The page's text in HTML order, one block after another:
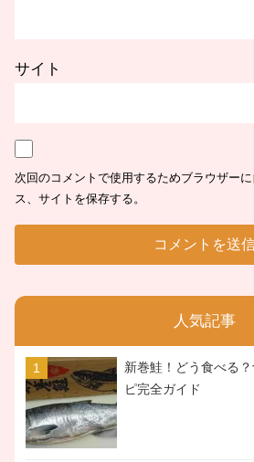
サイト
次回のコメントで使用するためブラウザー
ス、サイトを保存する。
人気記事
新巻鮭！どう食べる
ピ完全ガイド